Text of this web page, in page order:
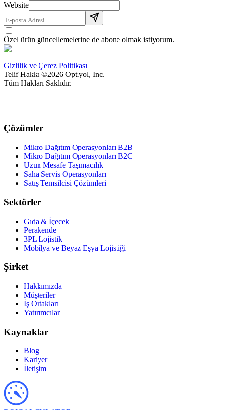
Website
Özel ürün güncellemelerine de abone olmak istiyorum.
Gizlilik ve Çerez Politikası
Telif Hakkı ©2026 Optiyol, Inc.
Tüm Hakları Saklıdır.
Çözümler
Mikro Dağıtım Operasyonları B2B
Mikro Dağıtım Operasyonları B2C
Uzun Mesafe Taşımacılık
Saha Servis Operasyonları
Satış Temsilcisi Çözümleri
Sektörler
Gıda & İçecek
Perakende
3PL Lojistik
Mobilya ve Beyaz Eşya Lojistiği
Şirket
Hakkımızda
Müşteriler
İş Ortakları
Yatırımcılar
Kaynaklar
Blog
Kariyer
İletişim